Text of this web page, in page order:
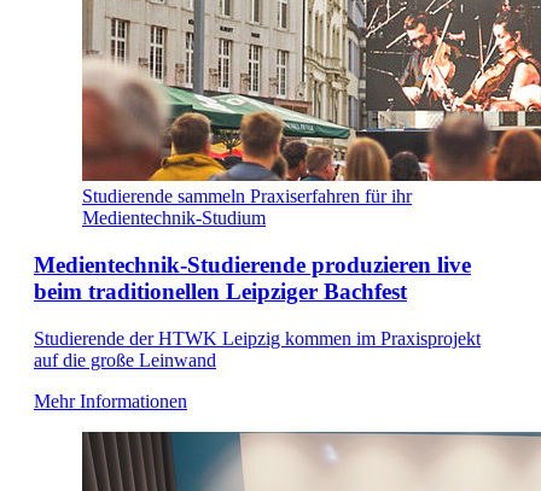
Studierende sammeln Praxiserfahren für ihr
Medientechnik-Studium
Medientechnik-Studierende produzieren live
beim traditionellen Leipziger Bachfest
Studierende der HTWK Leipzig kommen im Praxisprojekt
auf die große Leinwand
Mehr Informationen